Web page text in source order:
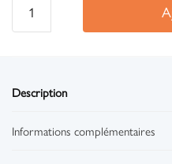
Description
Informations complémentaires